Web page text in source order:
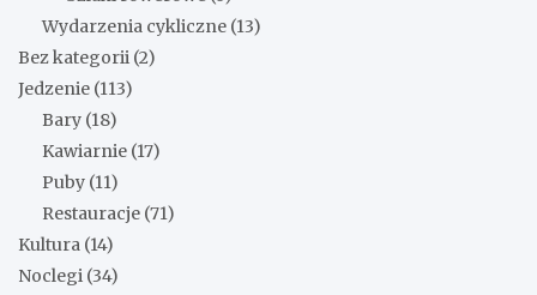
Wydarzenia cykliczne (13)
Bez kategorii (2)
Jedzenie (113)
Bary (18)
Kawiarnie (17)
Puby (11)
Restauracje (71)
Kultura (14)
Noclegi (34)